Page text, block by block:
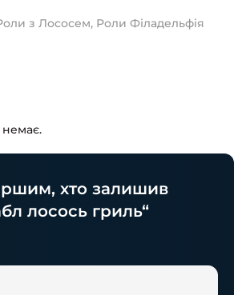
з Лососем, Роли Філадельфія
немає.
хто залишив
лосось гриль“